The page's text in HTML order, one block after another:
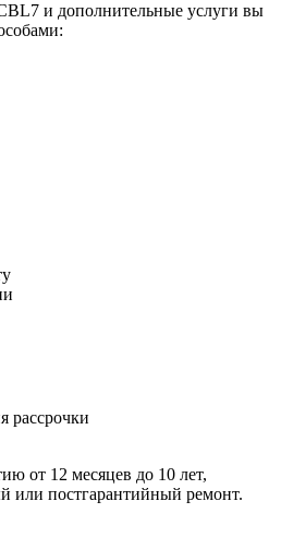
и дополнительные услуги вы
рассрочки
от 12 месяцев до 10 лет,
или постгарантийный ремонт.